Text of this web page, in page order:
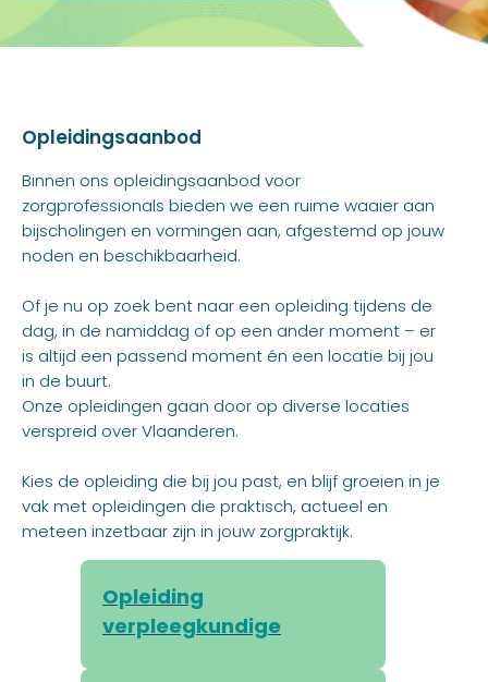
Opleidingsaanbod
Binnen ons opleidingsaanbod voor
zorgprofessionals bieden we een ruime waaier aan
bijscholingen en vormingen aan, afgestemd op jouw
noden en beschikbaarheid.
Of je nu op zoek bent naar een opleiding tijdens de
dag, in de namiddag of op een ander moment – er
is altijd een passend moment én een locatie bij jou
in de buurt.
Onze opleidingen gaan door op diverse locaties
verspreid over Vlaanderen.
Kies de opleiding die bij jou past, en blijf groeien in je
vak met opleidingen die praktisch, actueel en
meteen inzetbaar zijn in jouw zorgpraktijk.
Opleiding
verpleegkundige